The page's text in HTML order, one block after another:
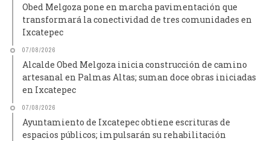
Obed Melgoza pone en marcha pavimentación que
transformará la conectividad de tres comunidades en
Ixcatepec
07/08/2026
Alcalde Obed Melgoza inicia construcción de camino
artesanal en Palmas Altas; suman doce obras iniciadas
en Ixcatepec
07/08/2026
Ayuntamiento de Ixcatepec obtiene escrituras de
espacios públicos; impulsarán su rehabilitación